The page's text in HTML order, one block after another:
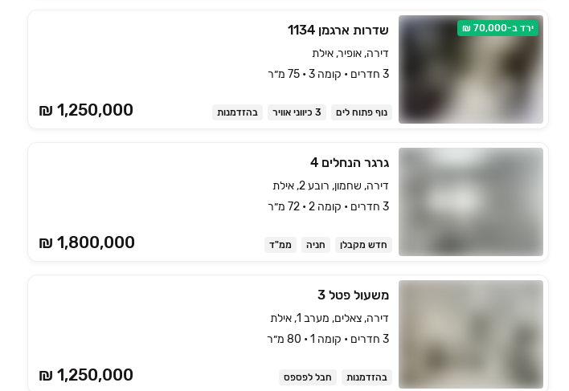
ירד ב-70,000 ₪
₪ 1,250,000
שדרות ארגמן 1134
דירה, אופיר, אילת
3 חדרים • קומה ‎3‏ • 75 מ״ר
נוף פתוח לים 3 כיווני אוויר בהזדמנות
₪ 1,800,000
גרגר הנחלים 4
דירה, שחמון, רובע 2, אילת
3 חדרים • קומה ‎2‏ • 72 מ״ר
חדש מקבלן חניה ממ"ד
₪ 1,250,000
משעול פטל 3
דירה, צאלים, מערב 1, אילת
3 חדרים • קומה ‎1‏ • 80 מ״ר
בהזדמנות חבל לפספס